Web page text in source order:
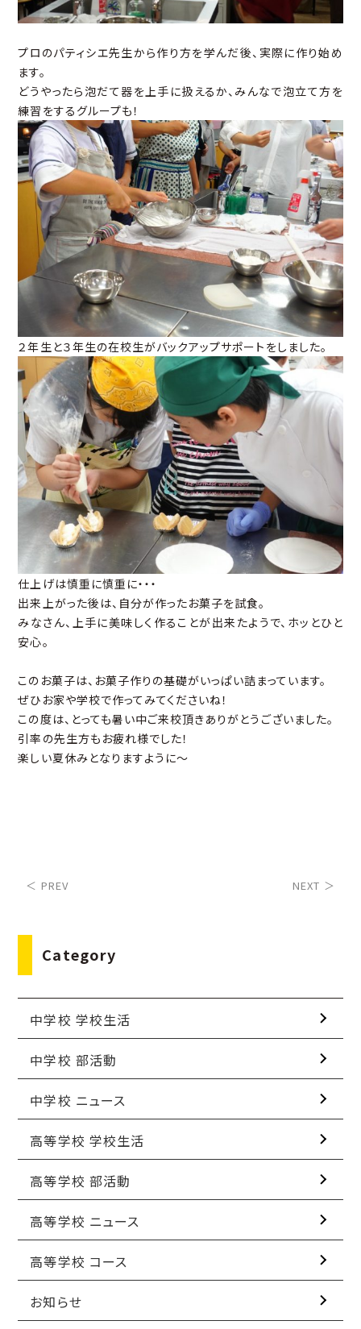
プロのパティシエ先生から作り方を学んだ後、実際に作り始め
ます。
どうやったら泡だて器を上手に扱えるか、みんなで泡立て方を
練習をするグループも！
２年生と３年生の在校生がバックアップサポートをしました。
仕上げは慎重に慎重に・・・
出来上がった後は、自分が作ったお菓子を試食。
みなさん、上手に美味しく作ることが出来たようで、ホッとひと
安心。
このお菓子は、お菓子作りの基礎がいっぱい詰まっています。
ぜひお家や学校で作ってみてくださいね！
この度は、とっても暑い中ご来校頂きありがとうございました。
引率の先生方もお疲れ様でした！
楽しい夏休みとなりますように～
＜ PREV NEXT ＞
Category
中学校 学校生活
中学校 部活動
中学校 ニュース
高等学校 学校生活
高等学校 部活動
高等学校 ニュース
高等学校 コース
お知らせ